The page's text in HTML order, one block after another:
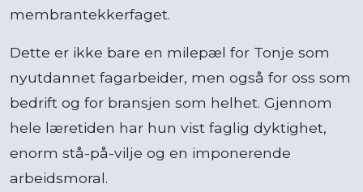
membrantekkerfaget.
Dette er ikke bare en milepæl for Tonje som
nyutdannet fagarbeider, men også for oss som
bedrift og for bransjen som helhet. Gjennom
hele læretiden har hun vist faglig dyktighet,
enorm stå-på-vilje og en imponerende
arbeidsmoral.